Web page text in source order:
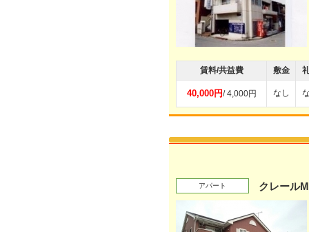
賃料/共益費 敷金
40,000円/ 4,000円 なし
アパート クレール